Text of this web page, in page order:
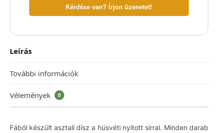
Kérdése van? Írjon üzenetet!
Leírás
További információk
Vélemények 0
Fából készült asztali dísz a húsvéti nyitott sírral. Minden darab